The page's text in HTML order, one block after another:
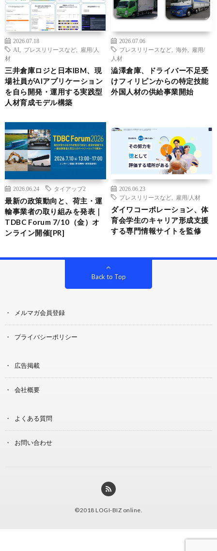
2026.07.18
AI
プレスリリースなど
雇用/人
材
三井倉庫ロジと日本IBM、現
場社員がAIアプリケーション
を自ら開発・運用する実践型
人材育成モデル構築
2026.07.06
プレスリリースなど
海外
雇用/
人材
澁澤倉庫、ドライバー不足受
けフィリピンからの特定技能
外国人材の供給事業開始
2026.06.24 タイアップ2
最新の政策動向と、荷主・運
輸事業者の取り組みを発表｜
TDBC Forum 7/10（金）オ
ンライン開催[PR]
2026.06.23
プレスリリースなど
雇用/人材
ダイワコーポレーション、体
育会学生のキャリア形成支援
する専門情報サイトを監修
Back to Top
メルマガ会員登録
プライバシーポリシー
広告掲載
会社概要
よくある質問
お問い合わせ
©2018 LOGI-BIZ online